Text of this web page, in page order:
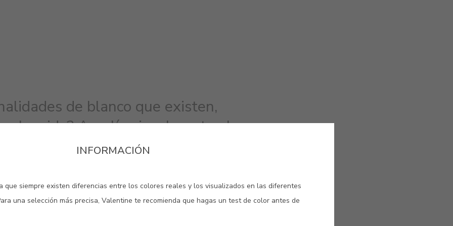
de blanco que existen,
aburrido? Amplía visualmente el
luminosidad a tu hogar,
minimalista, llena las paredes
¡Las posibilidades son infinitas! Y
base de color tan exquisita.
INFORMACIÓN
que siempre existen diferencias entre los colores reales y los visualizados en las diferentes
una selección más precisa, Valentine te recomienda que hagas un test de color antes de